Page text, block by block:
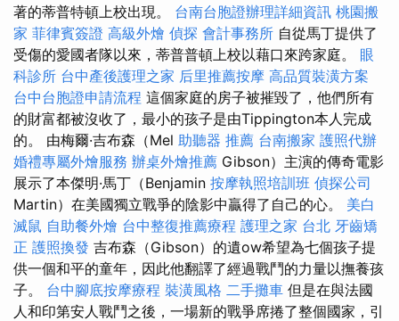
著的蒂普特頓上校出現。 台南台胞證辦理詳細資訊 桃園搬
家 菲律賓簽證 高級外燴 偵探 會計事務所 自從馬丁提供了
受傷的愛國者隊以來，蒂普普頓上校以藉口來跨家庭。 眼
科診所 台中產後護理之家 后里推薦按摩 高品質裝潢方案
台中台胞證申請流程 這個家庭的房子被摧毀了，他們所有
的財富都被沒收了，最小的孩子是由Tippington本人完成
的。 由梅爾·吉布森（Mel 助聽器 推薦 台南搬家 護照代辦
婚禮專屬外燴服務 辦桌外燴推薦 Gibson）主演的傳奇電影
展示了本傑明·馬丁（Benjamin 按摩執照培訓班 偵探公司
Martin）在美國獨立戰爭的陰影中贏得了自己的心。 美白
滅鼠 自助餐外燴 台中整復推薦療程 護理之家 台北 牙齒矯
正 護照換發 吉布森（Gibson）的遺ow希望為七個孩子提
供一個和平的童年，因此他翻譯了經過戰鬥的力量以撫養孩
子。 台中腳底按摩療程 裝潢風格 二手攤車 但是在與法國
人和印第安人戰鬥之後，一場新的戰爭席捲了整個國家，引